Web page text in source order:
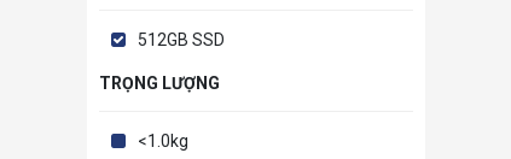
512GB SSD
TRỌNG LƯỢNG
<1.0kg